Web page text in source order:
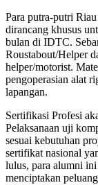
Para putra-putri
dirancang khusus
bulan di IDTC.
Roustabout/Helper
helper/motorist.
pengoperasian alat
lapangan.
Sertifikasi Profesi
Pelaksanaan uji
sesuai kebutuhan
sertifikat nasional
lulus, para alumni
menciptakan